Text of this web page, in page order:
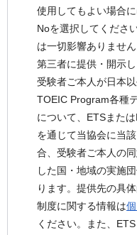
使用してもよい場合
Noを選択してくださ
は一切影響ありませ
第三者に提供・開示し
受験者ご本人が日本
TOEIC Program各種
について、ETSまた
を通じて当協会に当
合、受験者ご本人の
した国・地域の実施
ります。提供先の具
制度に関する情報は
ください。また、